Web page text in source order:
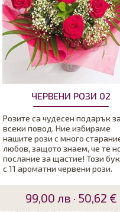
ЧЕРВЕНИ РОЗИ 02
Розите са чудесен подарък за
всеки повод. Ние избираме
нашите рози с много
любов, защото знаем, че те
послание за щастие! Този
с 11 ароматни червени рози.
99,00 лв · 50,62 €